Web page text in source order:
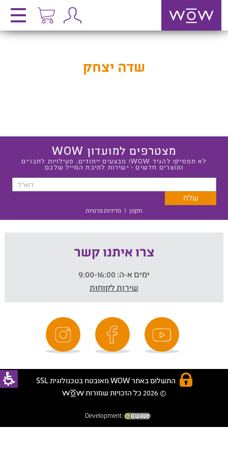
שדה יצחק
מצטרפים למועדון WOW
לא תפסיקו להגיד WOW! מבצעים ייחודים, פעילויות לחברים
ומוצרים חדשים - ישירות לתיבת המייל שלכם
תקנון | מדיניות פרטיות
צרו איתנו קשר
ימים א-ה:
שירות לקוחות
התשלום באתר WOW מאובטח בטכנולוגית SSL
© 2026 כל הזכויות שמורות
Development: